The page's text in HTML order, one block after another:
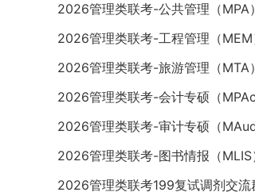
2026管理类联考-公共管理（MPA
2026管理类联考-工程管理（MEM
2026管理类联考-旅游管理（MTA
2026管理类联考-会计专硕（
2026管理类联考-审计专硕（
2026管理类联考-图书情报（MLIS
2026管理类联考199复试调剂交流